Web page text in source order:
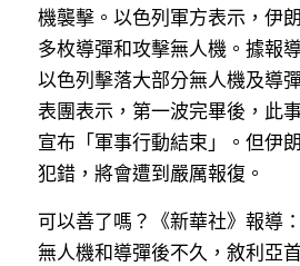
馮煒光專欄
趙處機專欄
KOL 精選
大衛sir專欄
曾子晴 - 晴深直說
關於我們
機襲擊。以色列軍方表示，伊
多枚導彈和攻擊無人機。據報
以色列擊落大部分無人機及導
表團表示，第一波完畢後，此
宣布「軍事行動結束」。但伊
犯錯，將會遭到嚴厲報復。
可以善了嗎？《新華社》報導
無人機和導彈後不久，敘利亞